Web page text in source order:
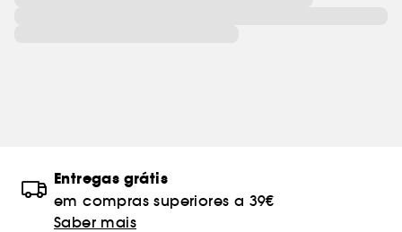
Entregas grátis
em compras superiores a 39€
Saber mais